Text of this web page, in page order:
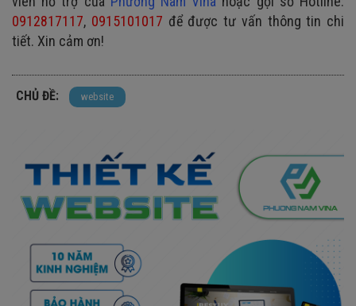
0912817117, 0915101017 để được tư vấn thông tin chi
tiết. Xin cảm ơn!
CHỦ ĐỀ: website